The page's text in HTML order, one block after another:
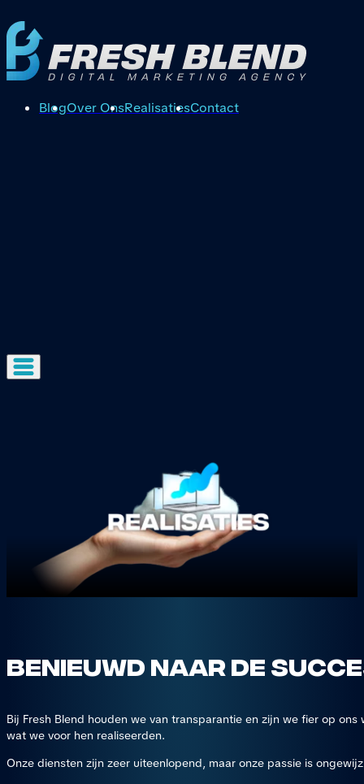
BlogOver OnsRealisatiesContact
Benieuwd naar de
Bij Fresh Blend houden we van transparantie en zijn we fier op
wat we voor hen realiseerden.
Onze diensten zijn zeer uiteenlopend, maar onze passie is